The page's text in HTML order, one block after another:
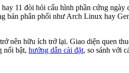
11 đòi hỏi cấu hình phần cứng
phân phối như Arch Linux hay
nên hữu ích trở lại. Giao diện quen
nổi bật, hướng dẫn cài đặt, so sánh với